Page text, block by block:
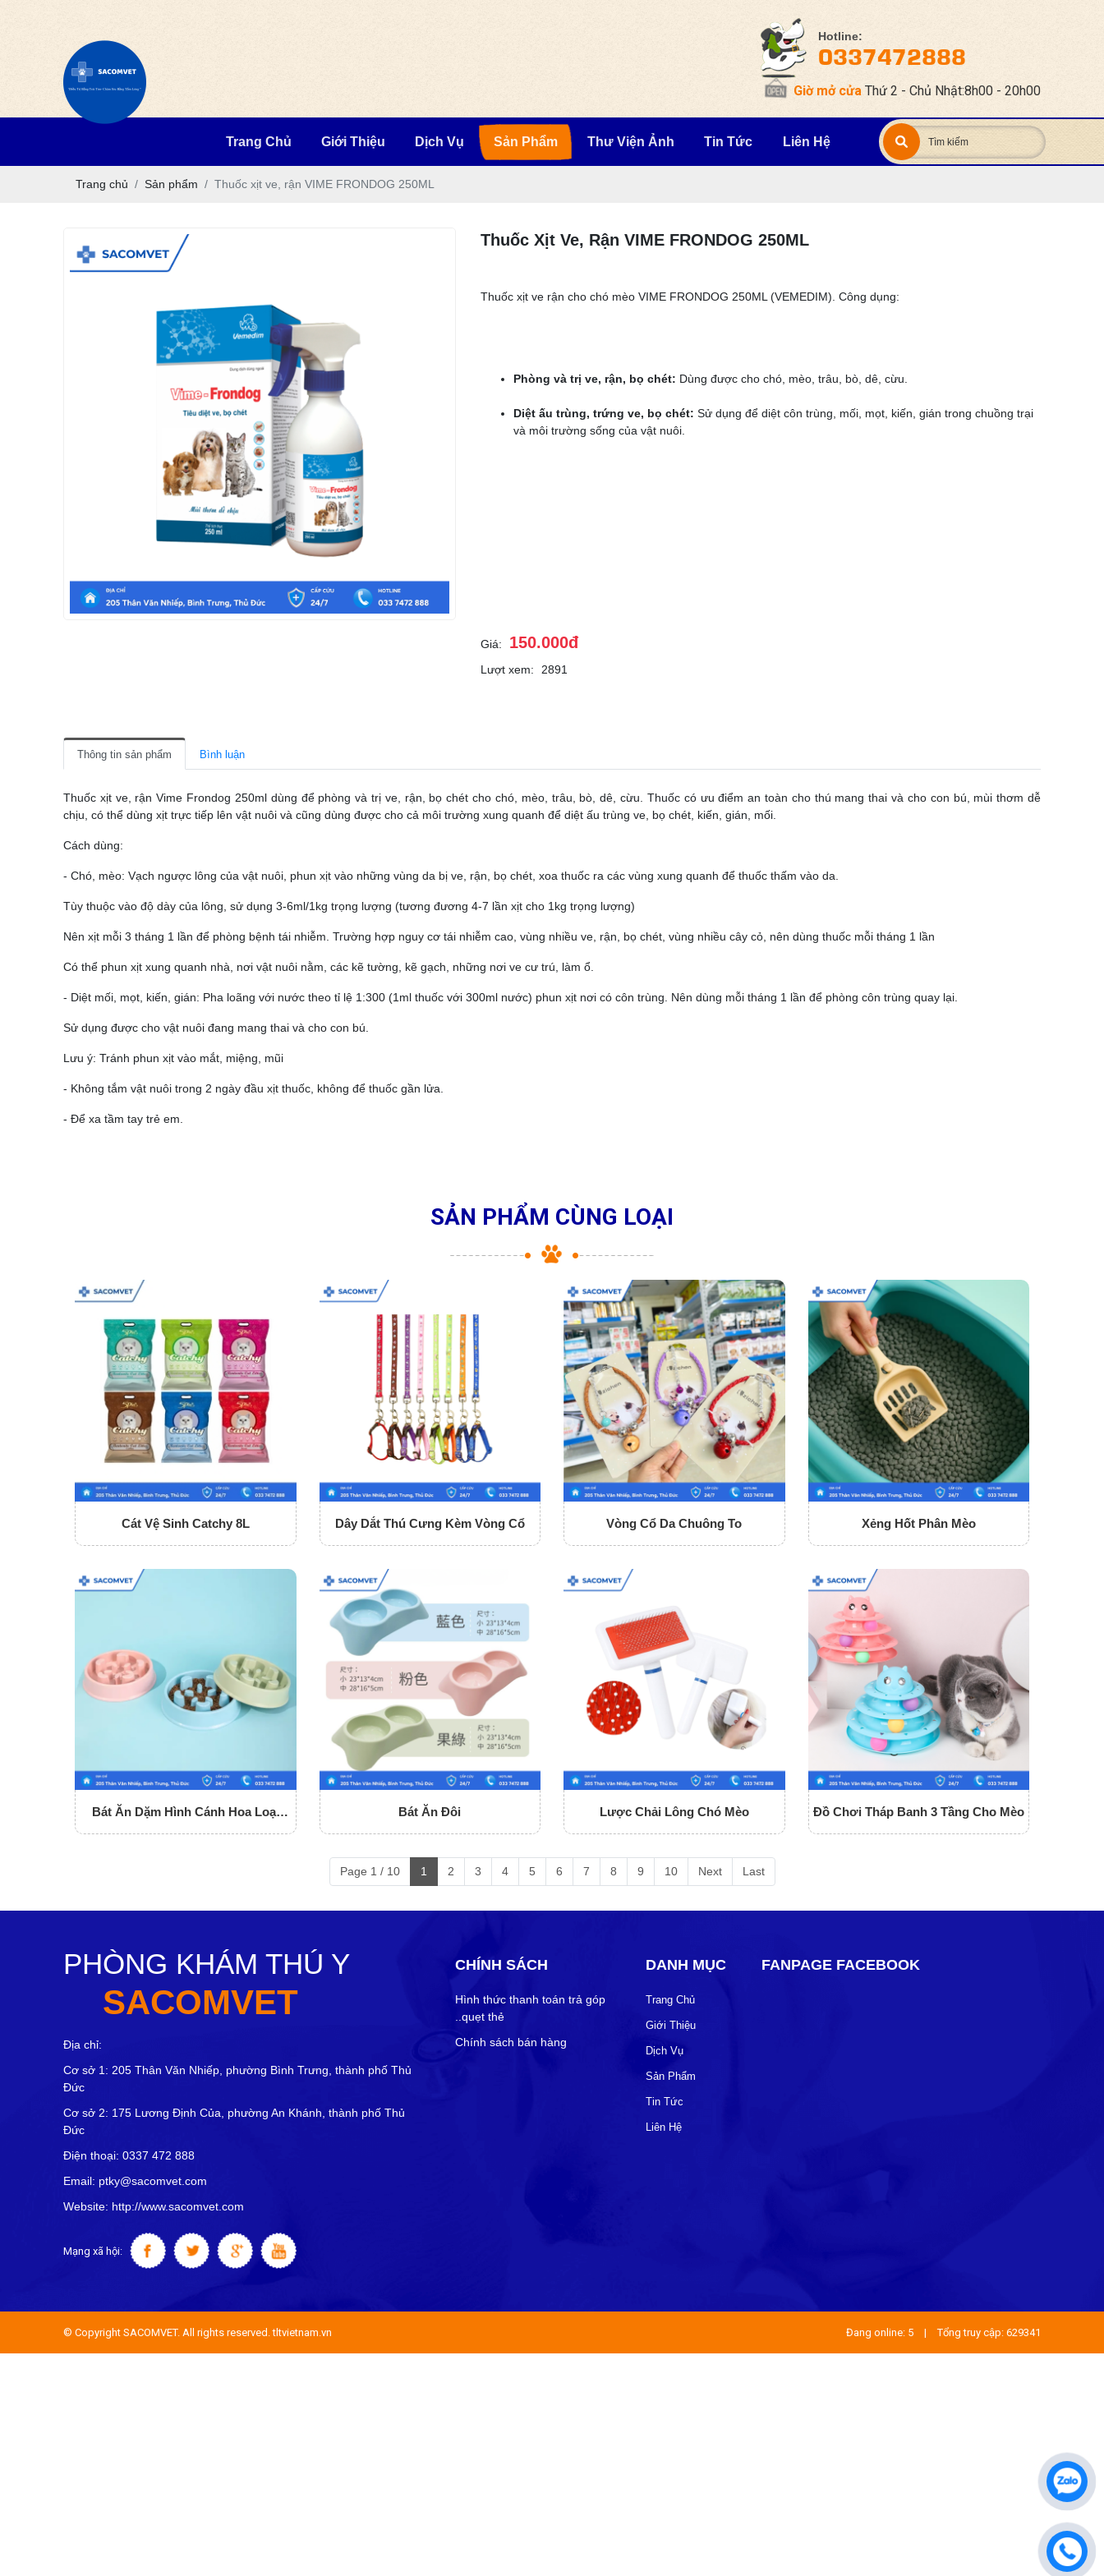
Hotline:
0337472888
Giờ mở cửa Thứ 2 - Chủ Nhật:8h00 - 20h00
Trang Chủ Giới Thiệu Dịch Vụ Sản Phẩm Thư Viện Ảnh Tin Tức Liên Hệ
Trang chủ Sản phẩm Thuốc xịt ve, rận VIME FRONDOG 250ML
Thuốc Xịt Ve, Rận VIME FRONDOG 250ML
Thuốc xịt ve rận cho chó mèo VIME FRONDOG 250ML (VEMEDIM). Công dụng:
Phòng và trị ve, rận, bọ chét: Dùng được cho chó, mèo, trâu, bò, dê, cừu.
Diệt ấu trùng, trứng ve, bọ chét: Sử dụng để diệt côn trùng, mối, mọt, kiến, gián trong chuồng trại
và môi trường sống của vật nuôi.
Giá: 150.000đ
Lượt xem: 2891
Thông tin sản phẩm Bình luận
Thuốc xịt ve, rận Vime Frondog 250ml dùng để phòng và trị ve, rận, bọ chét cho chó, mèo, trâu, bò, dê, cừu. Thuốc có ưu điểm an toàn cho thú mang thai và cho con bú, mùi thơm dễ
chịu, có thể dùng xịt trực tiếp lên vật nuôi và cũng dùng được cho cả môi trường xung quanh để diệt ấu trùng ve, bọ chét, kiến, gián, mối.
Cách dùng:
- Chó, mèo: Vạch ngược lông của vật nuôi, phun xịt vào những vùng da bị ve, rận, bọ chét, xoa thuốc ra các vùng xung quanh để thuốc thấm vào da.
Tùy thuộc vào độ dày của lông, sử dụng 3-6ml/1kg trọng lượng (tương đương 4-7 lần xịt cho 1kg trọng lượng)
Nên xịt mỗi 3 tháng 1 lần để phòng bệnh tái nhiễm. Trường hợp nguy cơ tái nhiễm cao, vùng nhiều ve, rận, bọ chét, vùng nhiều cây cỏ, nên dùng thuốc mỗi tháng 1 lần
Có thể phun xịt xung quanh nhà, nơi vật nuôi nằm, các kẽ tường, kẽ gạch, những nơi ve cư trú, làm ổ.
- Diệt mối, mọt, kiến, gián: Pha loãng với nước theo tỉ lệ 1:300 (1ml thuốc với 300ml nước) phun xịt nơi có côn trùng. Nên dùng mỗi tháng 1 lần để phòng côn trùng quay lại.
Sử dụng được cho vật nuôi đang mang thai và cho con bú.
Lưu ý: Tránh phun xịt vào mắt, miệng, mũi
- Không tắm vật nuôi trong 2 ngày đầu xịt thuốc, không để thuốc gần lửa.
- Để xa tầm tay trẻ em.
SẢN PHẨM CÙNG LOẠI
Cát Vệ Sinh Catchy 8L Dây Dắt Thú Cưng Kèm Vòng Cổ Vòng Cổ Da Chuông To Xẻng Hốt Phân Mèo
Bát Ăn Dặm Hình Cánh Hoa Loại
Bát Ăn Đôi Lược Chải Lông Chó Mèo Đồ Chơi Tháp Banh 3 Tầng Cho Mèo
Page 1 / 10 1 2 3 4 5 6 7 8 9 10 Next Last
PHÒNG KHÁM THÚ Y
SACOMVET
Địa chỉ:
Cơ sở 1: 205 Thân Văn Nhiếp, phường Bình Trưng, thành phố Thủ
Đức
Cơ sở 2: 175 Lương Định Của, phường An Khánh, thành phố Thủ
Đức
Điện thoại: 0337 472 888
Email: ptky@sacomvet.com
Website: http://www.sacomvet.com
Mạng xã hội:
CHÍNH SÁCH
Hình thức thanh toán trả góp
..quẹt thẻ
Chính sách bán hàng
DANH MỤC
Trang Chủ
Giới Thiệu
Dịch Vụ
Sản Phẩm
Tin Tức
Liên Hệ
FANPAGE FACEBOOK
© Copyright SACOMVET. All rights reserved. tltvietnam.vn Đang online: 5 | Tổng truy cập: 629341